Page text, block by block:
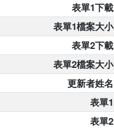
表單1下載
表單1檔案大小
表單2下載
表單2檔案大小
更新者姓名
表單1
表單2